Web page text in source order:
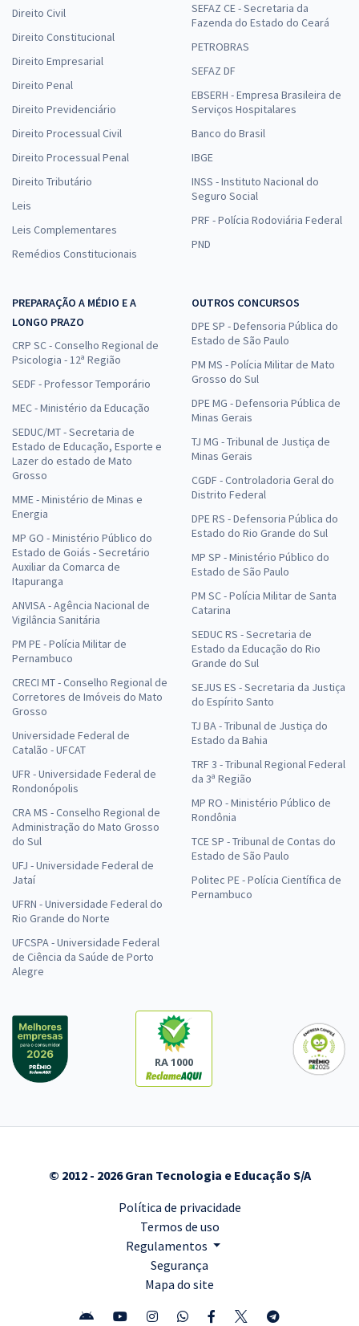
Direito Civil
Direito Constitucional
Direito Empresarial
Direito Penal
Direito Previdenciário
Direito Processual Civil
Direito Processual Penal
Direito Tributário
Leis
Leis Complementares
Remédios Constitucionais
SEFAZ CE - Secretaria da
Fazenda do Estado do Ceará
PETROBRAS
SEFAZ DF
EBSERH - Empresa Brasileira de
Serviços Hospitalares
Banco do Brasil
IBGE
INSS - Instituto Nacional do
Seguro Social
PRF - Polícia Rodoviária Federal
PND
PREPARAÇÃO A MÉDIO E A
LONGO PRAZO
CRP SC - Conselho Regional de
Psicologia - 12ª Região
SEDF - Professor Temporário
MEC - Ministério da Educação
SEDUC/MT - Secretaria de
Estado de Educação, Esporte e
Lazer do estado de Mato
Grosso
MME - Ministério de Minas e
Energia
MP GO - Ministério Público do
Estado de Goiás - Secretário
Auxiliar da Comarca de
Itapuranga
ANVISA - Agência Nacional de
Vigilância Sanitária
PM PE - Polícia Militar de
Pernambuco
CRECI MT - Conselho Regional de
Corretores de Imóveis do Mato
Grosso
Universidade Federal de
Catalão - UFCAT
UFR - Universidade Federal de
Rondonópolis
CRA MS - Conselho Regional de
Administração do Mato Grosso
do Sul
UFJ - Universidade Federal de
Jataí
UFRN - Universidade Federal do
Rio Grande do Norte
UFCSPA - Universidade Federal
de Ciência da Saúde de Porto
Alegre
OUTROS CONCURSOS
DPE SP - Defensoria Pública do
Estado de São Paulo
PM MS - Polícia Militar de Mato
Grosso do Sul
DPE MG - Defensoria Pública de
Minas Gerais
TJ MG - Tribunal de Justiça de
Minas Gerais
CGDF - Controladoria Geral do
Distrito Federal
DPE RS - Defensoria Pública do
Estado do Rio Grande do Sul
MP SP - Ministério Público do
Estado de São Paulo
PM SC - Polícia Militar de Santa
Catarina
SEDUC RS - Secretaria de
Estado da Educação do Rio
Grande do Sul
SEJUS ES - Secretaria da Justiça
do Espírito Santo
TJ BA - Tribunal de Justiça do
Estado da Bahia
TRF 3 - Tribunal Regional Federal
da 3ª Região
MP RO - Ministério Público de
Rondônia
TCE SP - Tribunal de Contas do
Estado de São Paulo
Politec PE - Polícia Científica de
Pernambuco
RA 1000
© 2012 - 2026 Gran Tecnologia e Educação S/A
Política de privacidade
Termos de uso
Regulamentos
Segurança
Mapa do site